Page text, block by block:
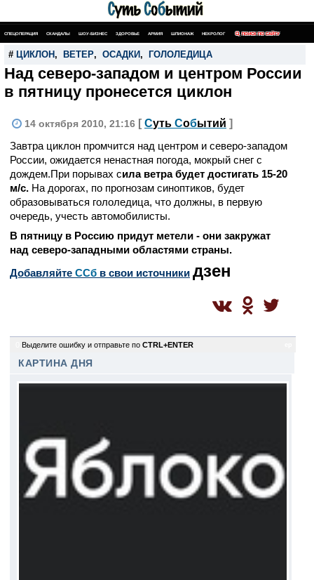
СПЕЦОПЕРАЦИЯ СКАНДАЛЫ ШОУ-БИЗНЕС ЗДОРОВЬЕ АРМИЯ ШПИОНАЖ НЕКРОЛОГ ПОИСК ПО САЙТУ
# ЦИКЛОН , ВЕТЕР, ОСАДКИ , ГОЛОЛЕДИЦА
Над северо-западом и центром России
в пятницу пронесется циклон
14 октября 2010, 21:16 [ Суть Событий ]
Завтра циклон промчится над центром и северо-западом
России, ожидается ненастная погода, мокрый снег с
дождем.При порывах сила ветра будет достигать 15-20
м/с. На дорогах, по прогнозам синоптиков, будет
образовываться гололедица, что должны, в первую
очередь, учесть автомобилисты.
В пятницу в Россию придут метели - они закружат
над северо-западными областями страны.
Добавляйте CСб в свои источники дзен
Выделите ошибку и отправьте по CTRL+ENTER
КАРТИНА ДНЯ